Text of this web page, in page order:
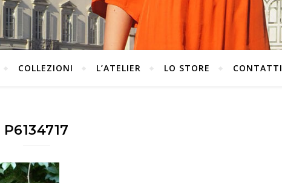
COLLEZIONI L’ATELIER LO STORE CONTATTI
P6134717